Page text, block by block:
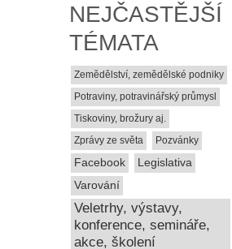
NEJČASTĚJŠÍ
TÉMATA
Zemědělství, zemědělské podniky
Potraviny, potravinářský průmysl
Tiskoviny, brožury aj.
Zprávy ze světa
Pozvánky
Facebook
Legislativa
Varování
Veletrhy, výstavy,
konference, semináře,
akce, školení